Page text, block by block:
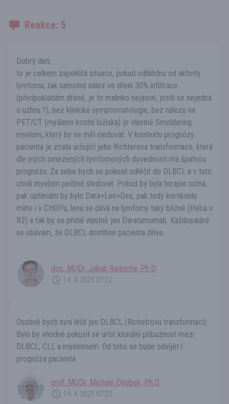
Reakce: 5
Dobrý den,
to je celkem zapeklitá situace, pokud odhlédnu od aktivity
lymfomu, tak samotný nález ve dřeni 30% infiltrace
(předpokládám dřeně, je to malinko nejasné, jestli se nejedná
o uzlinu ?), bez klinické symptomatologie, bez nálezu na
PET/CT (myšleno kostní ložiska) je vlastně Smoldering
myelom, který by se měl sledovat. V kontextu prognózy
pacienta je zcela určující jeho Richterova transformace, která
dle mých omezených lymfomových dovedností má špatnou
prognózu. Za sebe bych se pokusil odléčit do DLBCL a v tuto
chvíli myelom pečlivě sledovat. Pokud by byla terapie nutná,
pak optimální by bylo Dara+Len+Dex, pak tedy kortikoidy
máte i v CHOPu, lena se dává na lymfomy taky běžně (třeba v
R2) a tak by se přidal vlastně jen Daratumumab. Každopádně
se obávám, že DLBCL dostihne pacienta dříve.
doc. MUDr. Jakub Radocha, Ph.D.
14. 4. 2025 07:12
Osobně bych nyní léčil jen DLBCL (Richetrovu transformaci).
Bylo by vhodné pokusit se určit klonální příbuznost mezi
DLBCL, CLL a myelomem. Od toho se bude odvíjet i
prognóza pacienta.
prof. MUDr. Michael Doubek, Ph.D.
14. 4. 2025 07:23